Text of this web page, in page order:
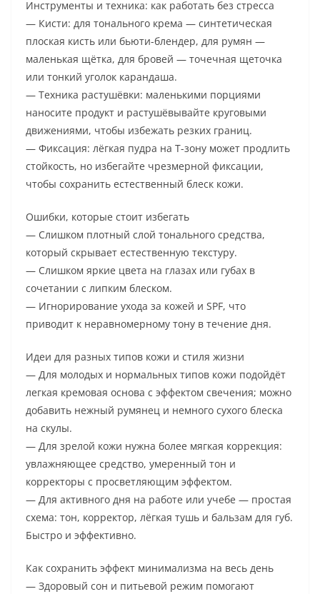
Инструменты и техника: как работать без стресса
— Кисти: для тонального крема — синтетическая
плоская кисть или бьюти-блендер, для румян —
маленькая щётка, для бровей — точечная щеточка
или тонкий уголок карандаша.
— Техника растушёвки: маленькими порциями
наносите продукт и растушёвывайте круговыми
движениями, чтобы избежать резких границ.
— Фиксация: лёгкая пудра на Т-зону может продлить
стойкость, но избегайте чрезмерной фиксации,
чтобы сохранить естественный блеск кожи.
Ошибки, которые стоит избегать
— Слишком плотный слой тонального средства,
который скрывает естественную текстуру.
— Слишком яркие цвета на глазах или губах в
сочетании с липким блеском.
— Игнорирование ухода за кожей и SPF, что
приводит к неравномерному тону в течение дня.
Идеи для разных типов кожи и стиля жизни
— Для молодых и нормальных типов кожи подойдёт
легкая кремовая основа с эффектом свечения; можно
добавить нежный румянец и немного сухого блеска
на скулы.
— Для зрелой кожи нужна более мягкая коррекция:
увлажняющее средство, умеренный тон и
корректоры с просветляющим эффектом.
— Для активного дня на работе или учебе — простая
схема: тон, корректор, лёгкая тушь и бальзам для губ.
Быстро и эффективно.
Как сохранить эффект минимализма на весь день
— Здоровый сон и питьевой режим помогают